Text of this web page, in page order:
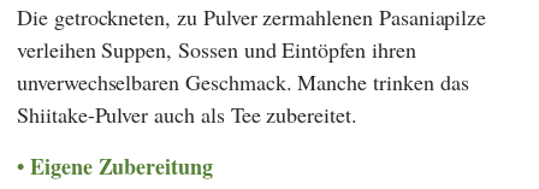
Die getrockneten, zu Pulver zermahlenen Pasaniapilze
verleihen Suppen, Sossen und Eintöpfen ihren
unverwechselbaren Geschmack. Manche trinken das
Shiitake-Pulver auch als Tee zubereitet.
Eigene Zubereitung